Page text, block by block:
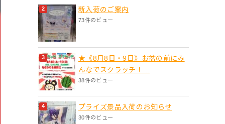
新入荷のご案内
73件のビュー
★《8月8日・9日》お盆の前にみ
んなでスクラッチ！...
38件のビュー
プライズ景品入荷のお知らせ
30件のビュー